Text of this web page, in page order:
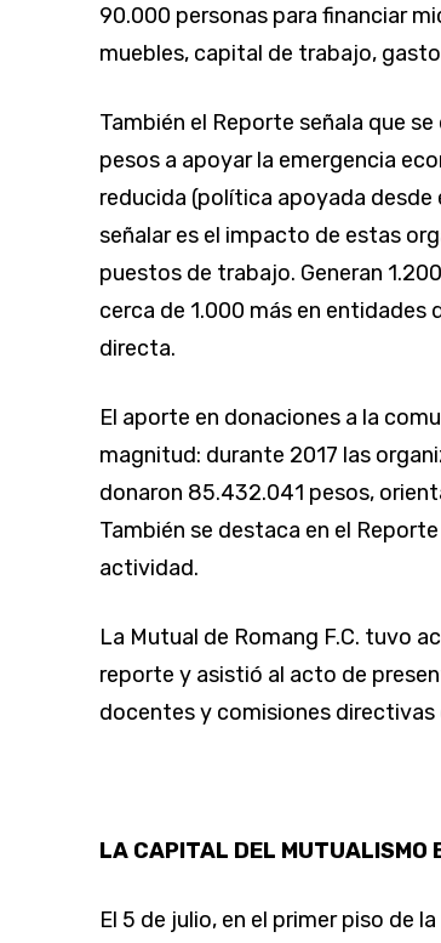
90.000 personas para financiar
muebles, capital de trabajo,
También el Reporte señala que
pesos a apoyar la emergencia
reducida (política apoyada
señalar es el impacto de estas
puestos de trabajo. Generan
cerca de 1.000 más en
directa.
El aporte en donaciones a la
magnitud: durante 2017 las
donaron 85.432.041 pesos,
También se destaca en el
actividad.
La Mutual de Romang F.C. tuvo
reporte y asistió al acto de
docentes y comisiones directivas
LA CAPITAL DEL MUTUALISMO
El 5 de julio, en el primer piso de